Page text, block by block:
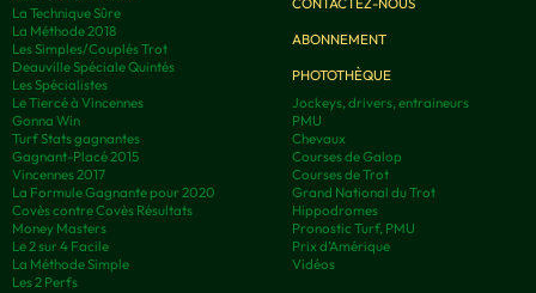
La Technique Sûre
La Méthode 2018
Les Simples/Couplés Trot
Deauville Spéciale Quintés
Les Spécialistes
Le Tiercé à Vincennes
Gonna Win
Turf Stats gagnantes
Gagnant-Placé 2015
Vincennes 2017
La Formule Gagnante pour 2020
Covès contre Covès Résultats
Money Masters
Le 2 sur 4 Facile
La Méthode Simple
Les 2 Perfs
ABONNEMENT
PHOTOTHÈQUE
Jockeys, drivers, entraineurs
PMU
Chevaux
Courses de Galop
Courses de Trot
Grand National du Trot
Hippodromes
Pronostic Turf, PMU
Prix d’Amérique
Vidéos